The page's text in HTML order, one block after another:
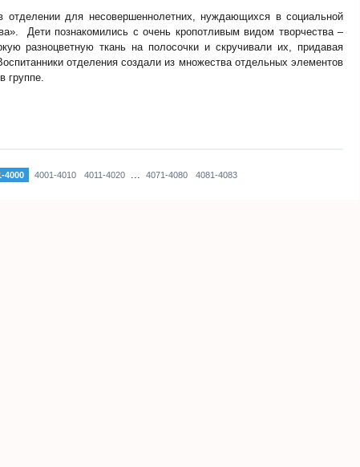
для несовершеннолетних, нуждающихся в социальной
Дети познакомились с очень кропотливым видом творчества –
разноцветную ткань на полосочки и скручивали их, придавая
отделения создали из множества отдельных элементов
группе.
4000 4001-4010 4011-4020 ... 4071-4080 4081-4083